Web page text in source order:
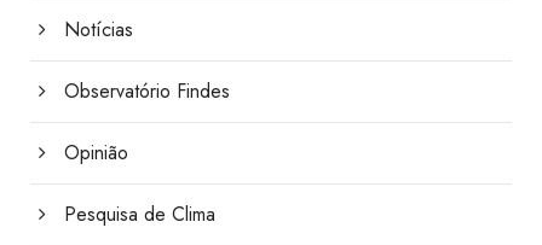
Notícias
Observatório Findes
Opinião
Pesquisa de Clima